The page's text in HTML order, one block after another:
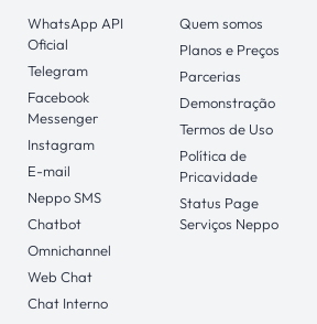
WhatsApp API
Oficial
Telegram
Facebook
Messenger
Instagram
E-mail
Neppo SMS
Chatbot
Omnichannel
Web Chat
Chat Interno
Quem somos
Planos e Preços
Parcerias
Demonstração
Termos de Uso
Política de
Pricavidade
Status Page
Serviços Neppo